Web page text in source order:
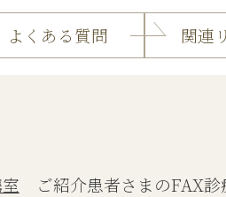
よくある質問 関連
ご紹介患者さまのFAX